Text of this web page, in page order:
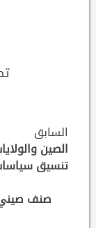
السابق
الصين
تنسيق سياسات
صنف